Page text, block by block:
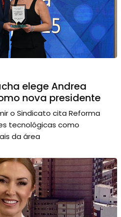
elege Andrea
nova presidente
o Sindicato cita Reforma
tecnológicas como
da área